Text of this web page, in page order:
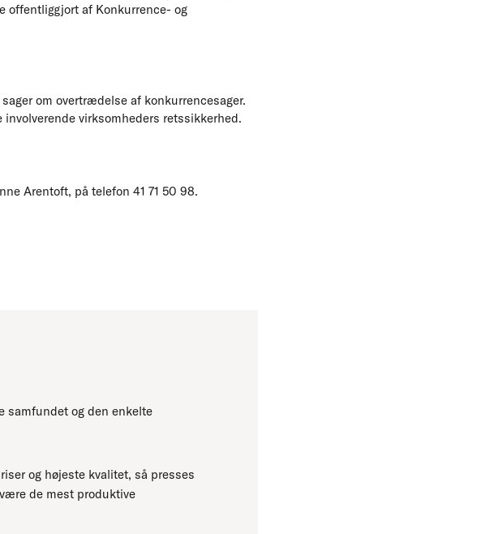
offentliggjort af Konkurrence- og
om overtrædelse af konkurrencesager.
virksomheders retssikkerhed.
Arentoft, på telefon 41 71 50 98.
samfundet og den enkelte
og højeste kvalitet, så presses
de mest produktive